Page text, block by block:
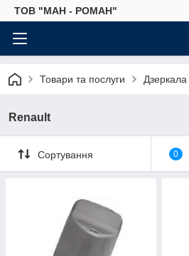
ТОВ "МАН - РОМАН"
Товари та послуги Дзеркала
Renault
Сортування 0